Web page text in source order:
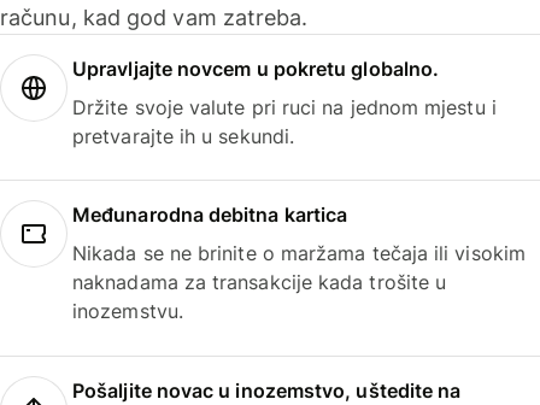
računu, kad god vam zatreba.
Upravljajte novcem u pokretu globalno.
Držite svoje valute pri ruci na jednom mjestu i
pretvarajte ih u sekundi.
Međunarodna debitna kartica
Nikada se ne brinite o maržama tečaja ili visokim
naknadama za transakcije kada trošite u
inozemstvu.
Pošaljite novac u inozemstvo, uštedite na